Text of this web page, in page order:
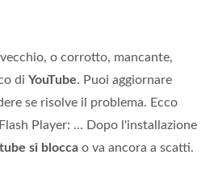
o corrotto, mancante,
di YouTube. Puoi aggiornare
se risolve il problema. Ecco
Player: ... Dopo l'installazione
si blocca o va ancora a scatti.